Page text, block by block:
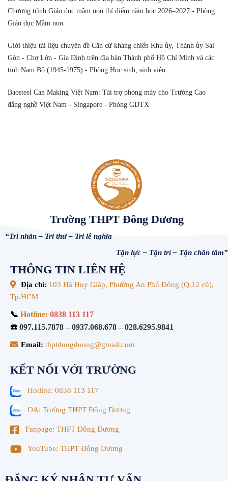
Chương trình Giáo dục mầm non thí điểm năm học 2026–2027 - Phòng
Giáo dục Mầm non
Giới thiệu tài liệu chuyên đề Căn cứ kháng chiến Khu ủy, Thành ủy Sài
Gòn - Chợ Lớn - Gia Định trên địa bàn Thành phố Hồ Chí Minh và các
tỉnh Nam Bộ (1945-1975) - Phòng Học sinh, sinh viên
Baosteel Can Making Việt Nam: Tài trợ phòng máy cho Trường Cao
đẳng nghề Việt Nam - Singapore - Phòng GDTX
Trường THPT Đông Dương
“Tri nhân – Tri thư – Tri lễ nghĩa
Tận lực – Tận trí – Tận chân tâm”
THÔNG TIN LIÊN HỆ
Địa chỉ: 103 Hà Huy Giáp, Phường An Phú Đông (Q.12 cũ),
Tp.HCM
📞 Hotline: 0838 113 117
☎️ 097.115.7878–0937.068.678–028.6295.9841
Email: thptdongduong@gmail.com
KẾT NỐI VỚI TRƯỜNG
Hotline: 0838 113 117
OA: Trường THPT Đông Dương
Fanpage: THPT Đông Dương
YouTube: THPT Đông Dương